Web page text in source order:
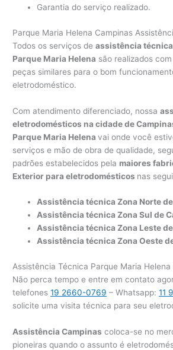
Garantia do serviço realizado.
Parque Maria Helena Campinas
Todos os serviços deassistência
Parque Maria Helena são realizados
peças similares para o bom
eletrodoméstico.
Com atendimento diferenciado, nossa
eletrodomésticos na cidade de
Parque Maria Helenavai onde você
serviços e mão de obra de qualidade,
padrões estabelecidos pela maiores
Exterior para eletrodomésticos nas
Assistência técnica Zona Norte
Assistência técnica Zona Sul de
Assistência técnica Zona Leste
Assistência técnica Zona Oeste
Assistência Técnica Parque Maria Helena
Não perca tempo e entre em contato
telefones19 2660-0769 – Whatsapp:11
solicite uma visita técnica para seu
Assistência Campinas coloca-se no
pioneiras quando o assunto é